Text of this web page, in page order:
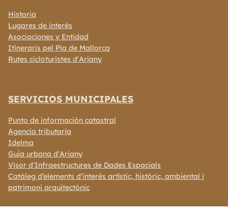
Historia
Lugares de interés
Asociaciones y Entidad
Itineraris pel Pla de Mallorca
Rutes cicloturistes d'Ariany
SERVICIOS MUNICIPALES
Punto de información catastral
Agencia tributaria
Idelma
Guia urbana d'Ariany
Visor d'Infraestructures de Dades Espacials
Catàleg d’elements d’interès artístic, històric, ambiental i
patrimoni arquitectònic